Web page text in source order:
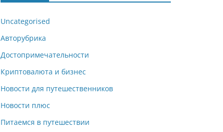
Uncategorised
Авторубрика
Достопримечательности
Криптовалюта и бизнес
Новости для путешественников
Новости плюс
Питаемся в путешествии